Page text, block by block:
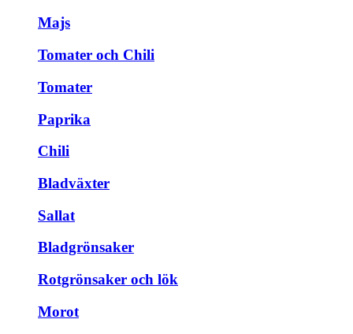
Majs
Tomater och Chili
Tomater
Paprika
Chili
Bladväxter
Sallat
Bladgrönsaker
Rotgrönsaker och lök
Morot